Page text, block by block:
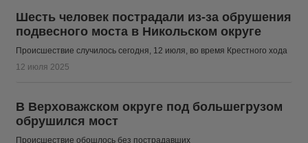
Шесть человек пострадали из-за обрушения
подвесного моста в Никольском округе
Происшествие случилось сегодня, 12 июля, во время Крестного хода
12 июля 2025
В Верховажском округе под большегрузом
обрушился мост
Происшествие обошлось без пострадавших